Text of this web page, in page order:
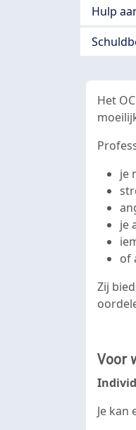
Hulp
Het
je
je
of
Zij
Voor
Je kan